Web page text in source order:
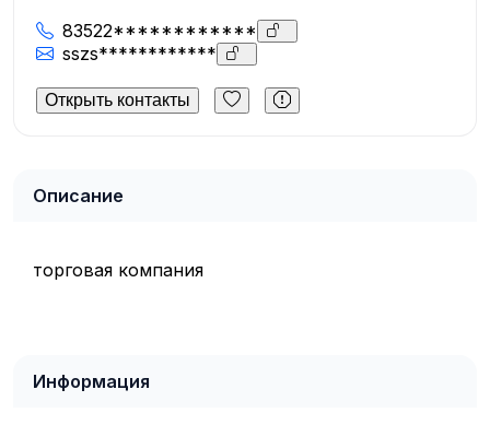
83522************
sszs************
Открыть контакты
Описание
торговая компания
Информация